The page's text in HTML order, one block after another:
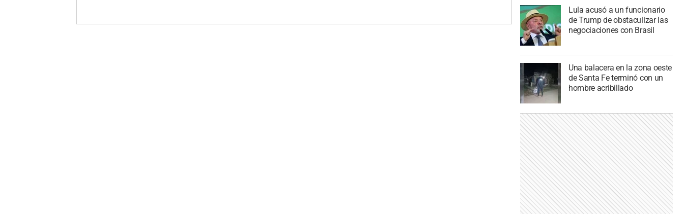
Lula acusó a un funcionario
de Trump de obstaculizar las
negociaciones con Brasil
Una balacera en la zona oeste
de Santa Fe terminó con un
hombre acribillado